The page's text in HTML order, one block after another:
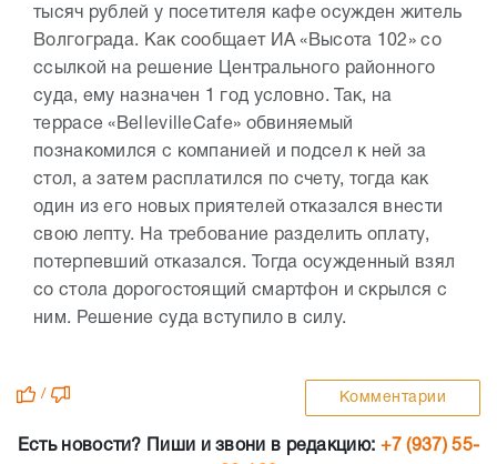
тысяч рублей у посетителя кафе осужден житель
Волгограда. Как сообщает ИА «Высота 102» со
ссылкой на решение Центрального районного
суда, ему назначен 1 год условно. Так, на
террасе «BellevilleCafe» обвиняемый
познакомился с компанией и подсел к ней за
стол, а затем расплатился по счету, тогда как
один из его новых приятелей отказался внести
свою лепту. На требование разделить оплату,
потерпевший отказался. Тогда осужденный взял
со стола дорогостоящий смартфон и скрылся с
ним. Решение суда вступило в силу.
/ Комментарии
Есть новости? Пиши и звони в редакцию: +7 (937) 55-